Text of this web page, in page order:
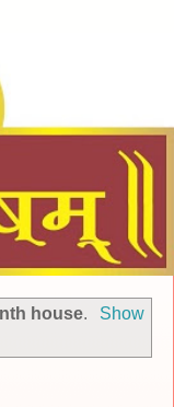
house.
Show